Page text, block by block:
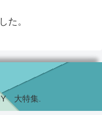
た。
大特集.